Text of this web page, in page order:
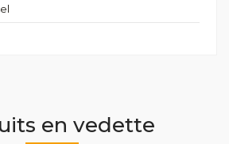
en vedette